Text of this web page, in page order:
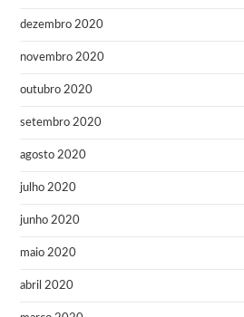
dezembro 2020
novembro 2020
outubro 2020
setembro 2020
agosto 2020
julho 2020
junho 2020
maio 2020
abril 2020